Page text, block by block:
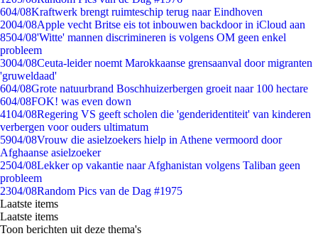
604/08Kraftwerk brengt ruimteschip terug naar Eindhoven
2004/08Apple vecht Britse eis tot inbouwen backdoor in iCloud aan
8504/08'Witte' mannen discrimineren is volgens OM geen enkel
probleem
3004/08Ceuta-leider noemt Marokkaanse grensaanval door migranten
'gruweldaad'
604/08Grote natuurbrand Boschhuizerbergen groeit naar 100 hectare
604/08FOK! was even down
4104/08Regering VS geeft scholen die 'genderidentiteit' van kinderen
verbergen voor ouders ultimatum
5904/08Vrouw die asielzoekers hielp in Athene vermoord door
Afghaanse asielzoeker
2504/08Lekker op vakantie naar Afghanistan volgens Taliban geen
probleem
2304/08Random Pics van de Dag #1975
Laatste items
Laatste items
Toon berichten uit deze thema's